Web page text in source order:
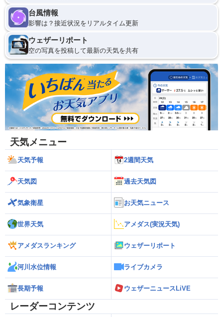
台風情報
影響は？接近状況をリアルタイム更新
ウェザーリポート
空の写真を投稿して最新の天気を共有
天気メニュー
天気予報 2週間天気
天気図 過去天気図
気象衛星 お天気ニュース
世界天気 アメダス(実況天気)
アメダスランキング ウェザーリポート
河川水位情報 ライブカメラ
長期予報 ウェザーニュースLiVE
レーダーコンテンツ